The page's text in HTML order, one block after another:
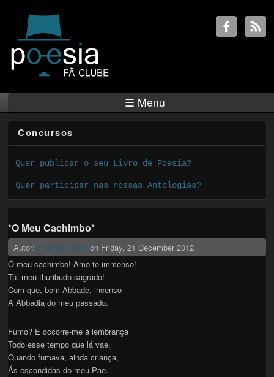
☰ Menu
Concursos
Quer publicar o seu Livro de Poesia?
Quer participar nas nossas Antologias?
*O Meu Cachimbo*
Autor:António Nobre on Friday, 21 December 2012
Ó meu cachimbo! Amo-te immenso!
Tu, meu thuribudo sagrado!
Com que, bom Abbade, incenso
A Abbadia do meu passado.
Fumo? E occorre-me á lembrança
Todo esse tempo que lá vae,
Quando fumava, ainda criança,
Ás escondidas do meu Pae.